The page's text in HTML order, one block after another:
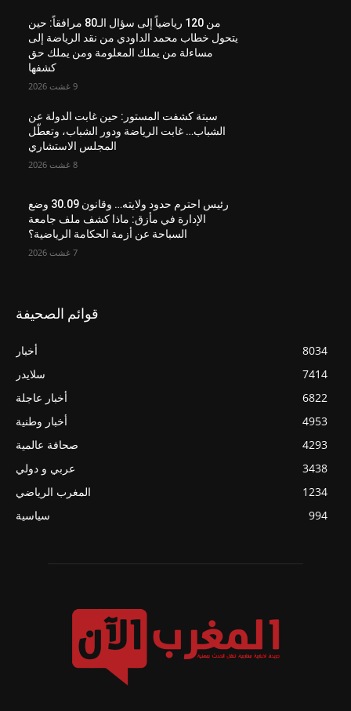
من 120 رياضياً إلى سؤال الـ80 مرافقاً: حين
يتحول خطاب محمد الداودي من نقد الرياضة إلى
مساءلة من يملك المعلومة ومن يملك حق
كشفها
9 غشت 2026
سبتة كشفت المستور: حين غابت الدولة عن
الشباب… غابت الرياضة ودور الشباب، وتعطّل
المجلس الاستشاري
8 غشت 2026
رئيس احترم حدود ولايته… وقانون 30.09 وضع
الإدارة في مأزق: ماذا كشف ملف جامعة
السباحة عن أزمة الحكامة الرياضية؟
7 غشت 2026
قوائم الصحيفة
أخبار
8034
سلايدر
7414
أخبار عاجلة
6822
أخبار وطنية
4953
صحافة عالمية
4293
عربي و دولي
3438
المغرب الرياضي
1234
سياسية
994